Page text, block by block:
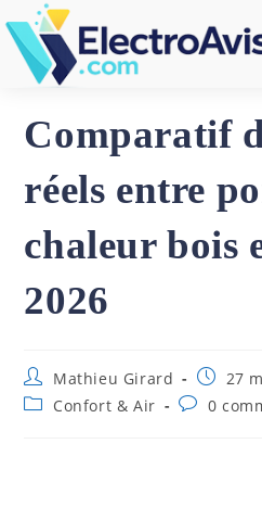
to
content
Comparatif
réels entre
chaleur bois
2026
Auteur/autrice
de
la
Mathieu Girard
publiée :
27
PostConfort & Air 0